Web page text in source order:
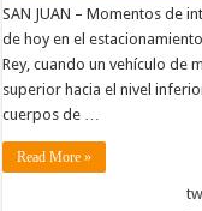
SAN JUAN – Momentos de
de hoy en el
Rey, cuando un vehículo de
superior hacia el nivel
cuerpos de …
Read More »